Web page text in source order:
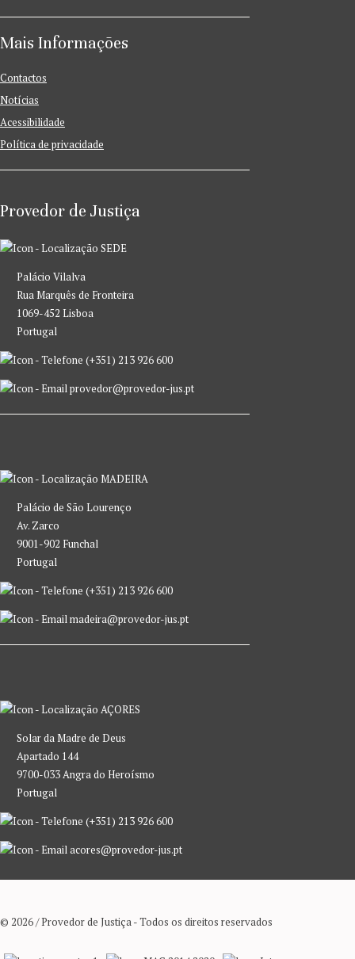
Mais Informações
Contactos
Notícias
Acessibilidade
Política de privacidade
Provedor de Justiça
SEDE
Palácio Vilalva
Rua Marquês de Fronteira
1069-452 Lisboa
Portugal
(+351) 213 926 600
provedor@provedor-jus.pt
MADEIRA
Palácio de São Lourenço
Av. Zarco
9001-902 Funchal
Portugal
(+351) 213 926 600
madeira@provedor-jus.pt
AÇORES
Solar da Madre de Deus
Apartado 144
9700-033 Angra do Heroísmo
Portugal
(+351) 213 926 600
acores@provedor-jus.pt
© 2026 / Provedor de Justiça - Todos os direitos reservados